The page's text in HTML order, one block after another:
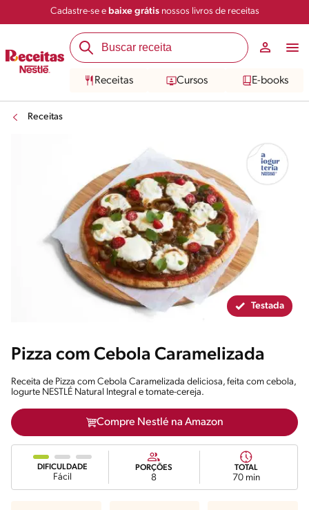
Cadastre-se e baixe grátisnossos livros de receitas
Receitas Cursos E-books
Receitas
Salvar Compartilhar
Testada
Pizza com Cebola Caramelizada
Receita de Pizza com Cebola Caramelizada deliciosa, feita com cebola,
Iogurte NESTLÉ Natural Integral e tomate-cereja.
Compre Nestlé na Amazon
DIFICULDADE
Fácil
PORÇÕES
8
TOTAL
70 min